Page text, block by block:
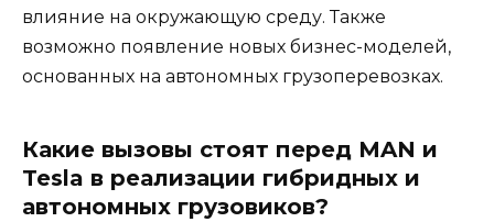
влияние на окружающую среду. Также
возможно появление новых бизнес-моделей,
основанных на автономных грузоперевозках.
Какие вызовы стоят перед MAN и
Tesla в реализации гибридных и
автономных грузовиков?